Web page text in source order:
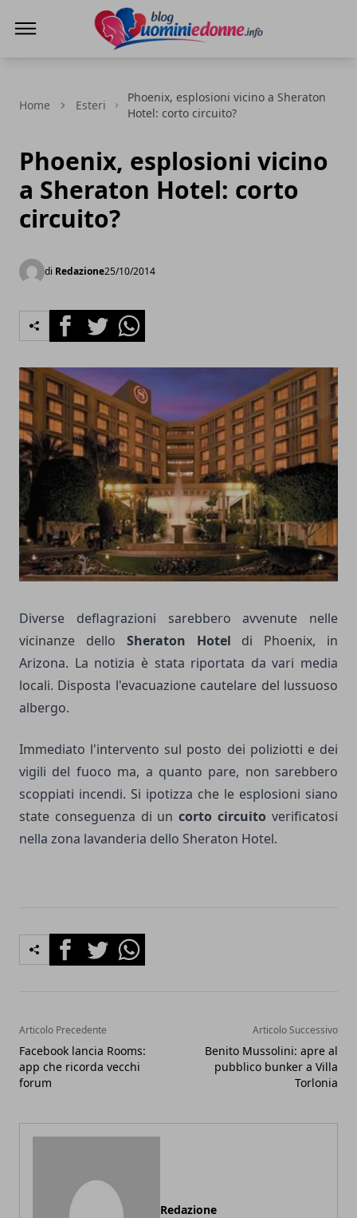
Home Esteri
Phoenix, esplosioni vicino a Sheraton
Hotel: corto circuito?
Phoenix, esplosioni vicino
a Sheraton Hotel: corto
circuito?
di Redazione25/10/2014
FacebookTwitterWhatsapp
Diverse deflagrazioni sarebbero avvenute nelle
vicinanze dello Sheraton Hotel di Phoenix, in
Arizona. La notizia è stata riportata da vari media
locali. Disposta l'evacuazione cautelare del lussuoso
albergo.
Immediato l'intervento sul posto dei poliziotti e dei
vigili del fuoco ma, a quanto pare, non sarebbero
scoppiati incendi. Si ipotizza che le esplosioni siano
state conseguenza di un corto circuito verificatosi
nella zona lavanderia dello Sheraton Hotel.
FacebookTwitterWhatsapp
Articolo Precedente
Facebook lancia Rooms:
app che ricorda vecchi
forum
Articolo Successivo
Benito Mussolini: apre al
pubblico bunker a Villa
Torlonia
Redazione